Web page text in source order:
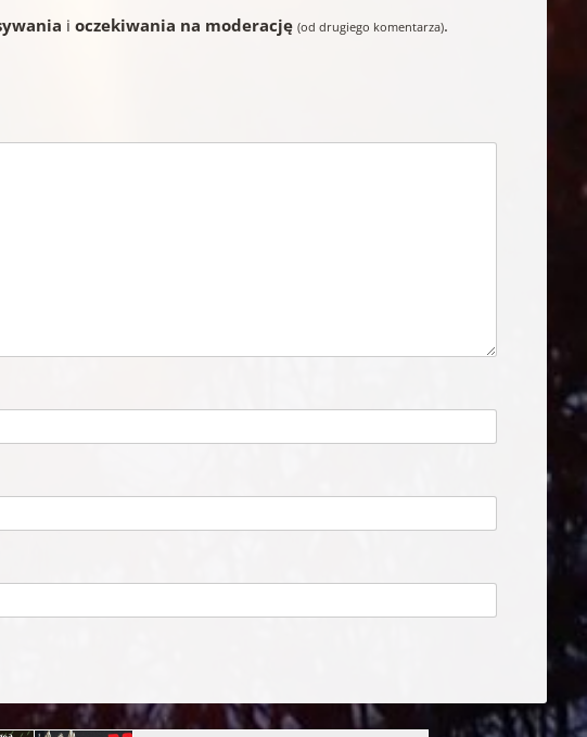
ioczekiwania na moderację (od drugiego komentarza).